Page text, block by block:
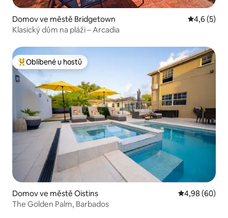
Domov ve městě Bridgetown Průměrné
4,6 (5)
Klasický dům na pláži – Arcadia
Nejlepší v kategorii Oblíbené u hostů
Oblíbené u hostů
Domov ve městě Oistins Průměrné
4,98 (60)
The Golden Palm, Barbados